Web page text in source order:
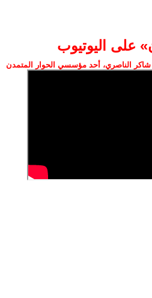
على اليوتيوب
الناصري، أحد مؤسسي الحوار المتمدن